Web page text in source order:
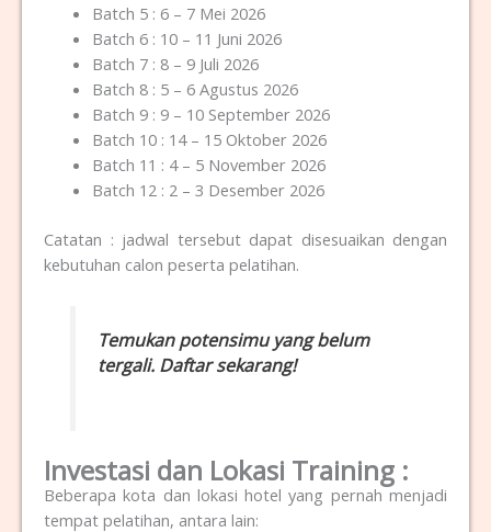
Batch 5 : 6 – 7 Mei 2026
Batch 6 : 10 – 11 Juni 2026
Batch 7 : 8 – 9 Juli 2026
Batch 8 : 5 – 6 Agustus 2026
Batch 9 : 9 – 10 September 2026
Batch 10 : 14 – 15 Oktober 2026
Batch 11 : 4 – 5 November 2026
Batch 12 : 2 – 3 Desember 2026
Catatan : jadwal tersebut dapat disesuaikan dengan
kebutuhan calon peserta pelatihan.
Temukan potensimu yang belum
tergali. Daftar sekarang!
Investasi dan Lokasi Training :
Beberapa kota dan lokasi hotel yang pernah menjadi
tempat pelatihan, antara lain: